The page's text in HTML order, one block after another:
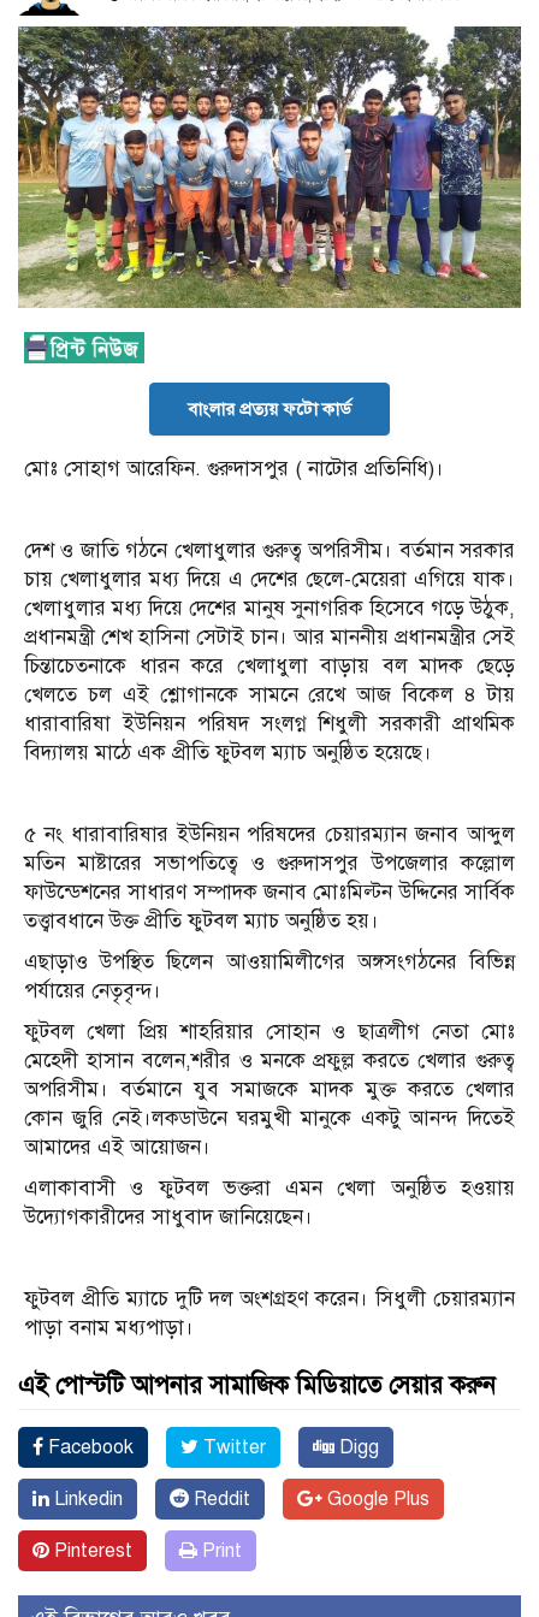
বাংলার প্রত্যয় ফটো কার্ড
মোঃ সোহাগ আরেফিন. গুরুদাসপুর ( নাটোর প্রতিনিধি)।
দেশ ও জাতি গঠনে খেলাধুলার গুরুত্ব অপরিসীম। বর্তমান সরকার
চায় খেলাধুলার মধ্য দিয়ে এ দেশের ছেলে-মেয়েরা এগিয়ে যাক।
খেলাধুলার মধ্য দিয়ে দেশের মানুষ সুনাগরিক হিসেবে গড়ে উঠুক,
প্রধানমন্ত্রী শেখ হাসিনা সেটাই চান। আর মাননীয় প্রধানমন্ত্রীর সেই
চিন্তাচেতনাকে ধারন করে খেলাধুলা বাড়ায় বল মাদক ছেড়ে
খেলতে চল এই শ্লোগানকে সামনে রেখে আজ বিকেল ৪ টায়
ধারাবারিষা ইউনিয়ন পরিষদ সংলগ্ন শিধুলী সরকারী প্রাথমিক
বিদ্যালয় মাঠে এক প্রীতি ফুটবল ম্যাচ অনুষ্ঠিত হয়েছে।
৫ নং ধারাবারিষার ইউনিয়ন পরিষদের চেয়ারম্যান জনাব আব্দুল
মতিন মাষ্টারের সভাপতিত্বে ও গুরুদাসপুর উপজেলার কল্লোল
ফাউন্ডেশনের সাধারণ সম্পাদক জনাব মোঃমিল্টন উদ্দিনের সার্বিক
তত্ত্বাবধানে উক্ত প্রীতি ফুটবল ম্যাচ অনুষ্ঠিত হয়।
এছাড়াও উপস্থিত ছিলেন আওয়ামিলীগের অঙ্গসংগঠনের বিভিন্ন
পর্যায়ের নেতৃবৃন্দ।
ফুটবল খেলা প্রিয় শাহরিয়ার সোহান ও ছাত্রলীগ নেতা মোঃ
মেহেদী হাসান বলেন,শরীর ও মনকে প্রফুল্ল করতে খেলার গুরুত্ব
অপরিসীম। বর্তমানে যুব সমাজকে মাদক মুক্ত করতে খেলার
কোন জুরি নেই।লকডাউনে ঘরমুখী মানুকে একটু আনন্দ দিতেই
আমাদের এই আয়োজন।
এলাকাবাসী ও ফুটবল ভক্তরা এমন খেলা অনুষ্ঠিত হওয়ায়
উদ্যোগকারীদের সাধুবাদ জানিয়েছেন।
ফুটবল প্রীতি ম্যাচে দুটি দল অংশগ্রহণ করেন। সিধুলী চেয়ারম্যান
পাড়া বনাম মধ্যপাড়া।
এই পোস্টটি আপনার সামাজিক মিডিয়াতে সেয়ার করুন
Facebook Twitter Digg
Linkedin Reddit Google Plus
Pinterest Print